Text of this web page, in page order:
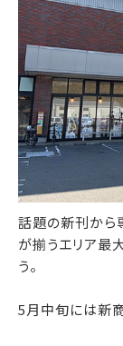
話題の新刊から
が揃うエリア最
う。
5月中旬には新